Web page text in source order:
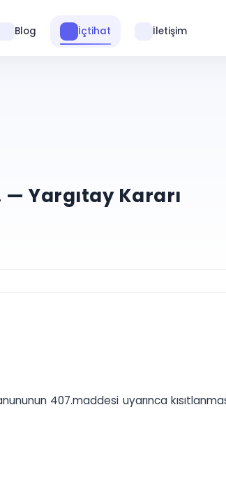
Blog İçtihat İletişim
— Yargıtay Kararı
407.maddesi uyarınca